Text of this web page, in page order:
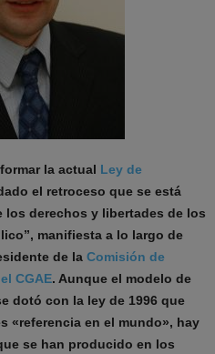
la actual Ley de
el retroceso que se está
los derechos y libertades de los
manifiesta a lo largo de
de la Comisión de
CGAE. Aunque el modelo de
dotó con la ley de 1996 que
«referencia en el mundo», hay
se han producido en los